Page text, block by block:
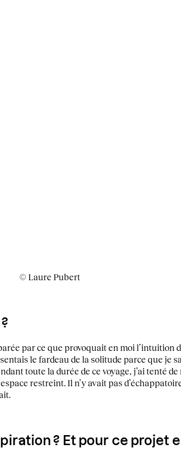
© Laure Pubert
par ce que provoquait en moi l’intuition
le fardeau de la solitude parce que je
toute la durée de ce voyage, j’ai tenté
restreint. Il n’y avait pas
? Et pour ce projet